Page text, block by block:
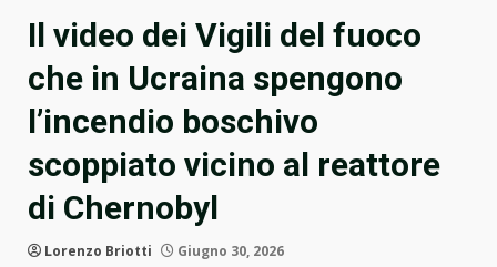
Il video dei Vigili del fuoco
che in Ucraina spengono
l’incendio boschivo
scoppiato vicino al reattore
di Chernobyl
Lorenzo Briotti Giugno 30, 2026